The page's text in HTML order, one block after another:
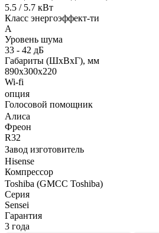
5.5 / 5.7 кВт
Класс энергоэффект-ти
A
Уровень шума
33 - 42 дБ
Габариты (ШxВxГ), мм
890x300x220
Wi-fi
опция
Голосовой помощник
Алиса
Фреон
R32
Завод изготовитель
Hisense
Компрессор
Toshiba (GMCC Toshiba)
Серия
Sensei
Гарантия
3 года